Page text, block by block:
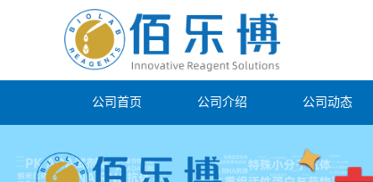
公司首页 公司介绍 公司动态